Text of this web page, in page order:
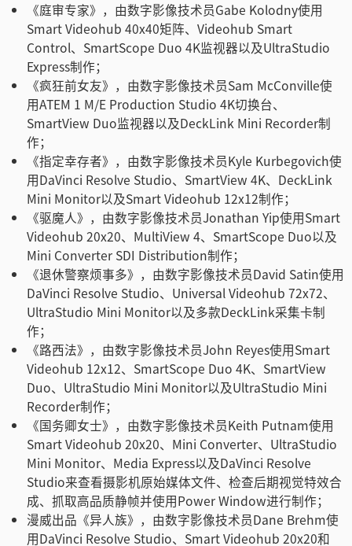
《庭审专家》，由数字影像技术员Gabe Kolodny使用
Smart Videohub 40x40矩阵、Videohub Smart
Control、SmartScope Duo 4K监视器以及UltraStudio
Express制作；
《疯狂前女友》，由数字影像技术员Sam McConville使
用ATEM 1 M/E Production Studio 4K切换台、
SmartView Duo监视器以及DeckLink Mini Recorder制
作；
《指定幸存者》，由数字影像技术员Kyle Kurbegovich使
用DaVinci Resolve Studio、SmartView 4K、DeckLink
Mini Monitor以及Smart Videohub 12x12制作；
《驱魔人》，由数字影像技术员Jonathan Yip使用Smart
Videohub 20x20、MultiView 4、SmartScope Duo以及
Mini Converter SDI Distribution制作；
《退休警察烦事多》，由数字影像技术员David Satin使用
DaVinci Resolve Studio、Universal Videohub 72x72、
UltraStudio Mini Monitor以及多款DeckLink采集卡制
作；
《路西法》，由数字影像技术员John Reyes使用Smart
Videohub 12x12、SmartScope Duo 4K、SmartView
Duo、UltraStudio Mini Monitor以及UltraStudio Mini
Recorder制作；
《国务卿女士》，由数字影像技术员Keith Putnam使用
Smart Videohub 20x20、Mini Converter、UltraStudio
Mini Monitor、Media Express以及DaVinci Resolve
Studio来查看摄影机原始媒体文件、检查后期视觉特效合
成、抓取高品质静帧并使用Power Window进行制作；
漫威出品《异人族》，由数字影像技术员Dane Brehm使
用DaVinci Resolve Studio、Smart Videohub 20x20和